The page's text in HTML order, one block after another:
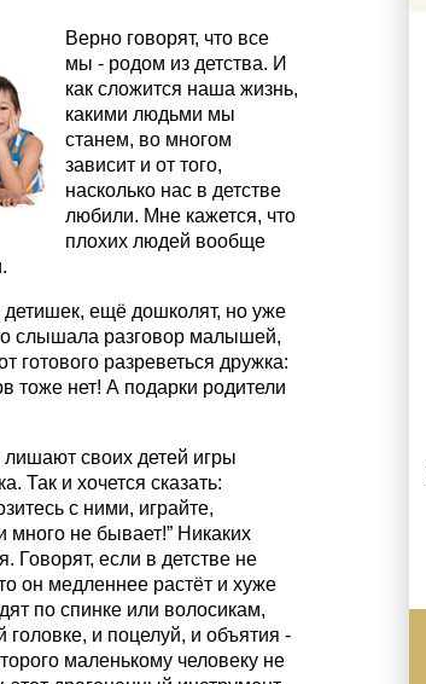
Верно говорят, что все
мы - родом из детства. И
как сложится наша жизнь,
какими людьми мы
станем, во многом
зависит и от того,
насколько нас в детстве
любили. Мне кажется, что
плохих людей вообще
ещё дошколят, но уже
слышала разговор малышей,
готового разреветься дружка:
тоже нет! А подарки родители
своих детей игры
Так и хочется сказать:
с ними, играйте,
много не бывает!” Никаких
Говорят, если в детстве не
он медленнее растёт и хуже
по спинке или волосикам,
головке, и поцелуй, и объятия -
маленькому человеку не